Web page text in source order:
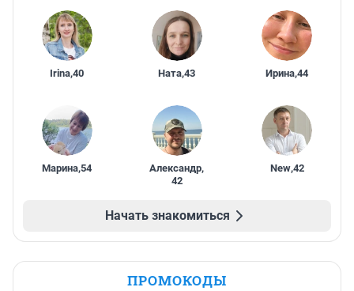
Irina,40 Ната,43 Ирина,44
Марина,54 Александр,
42
New,42
Начать знакомиться
ПРОМОКОДЫ